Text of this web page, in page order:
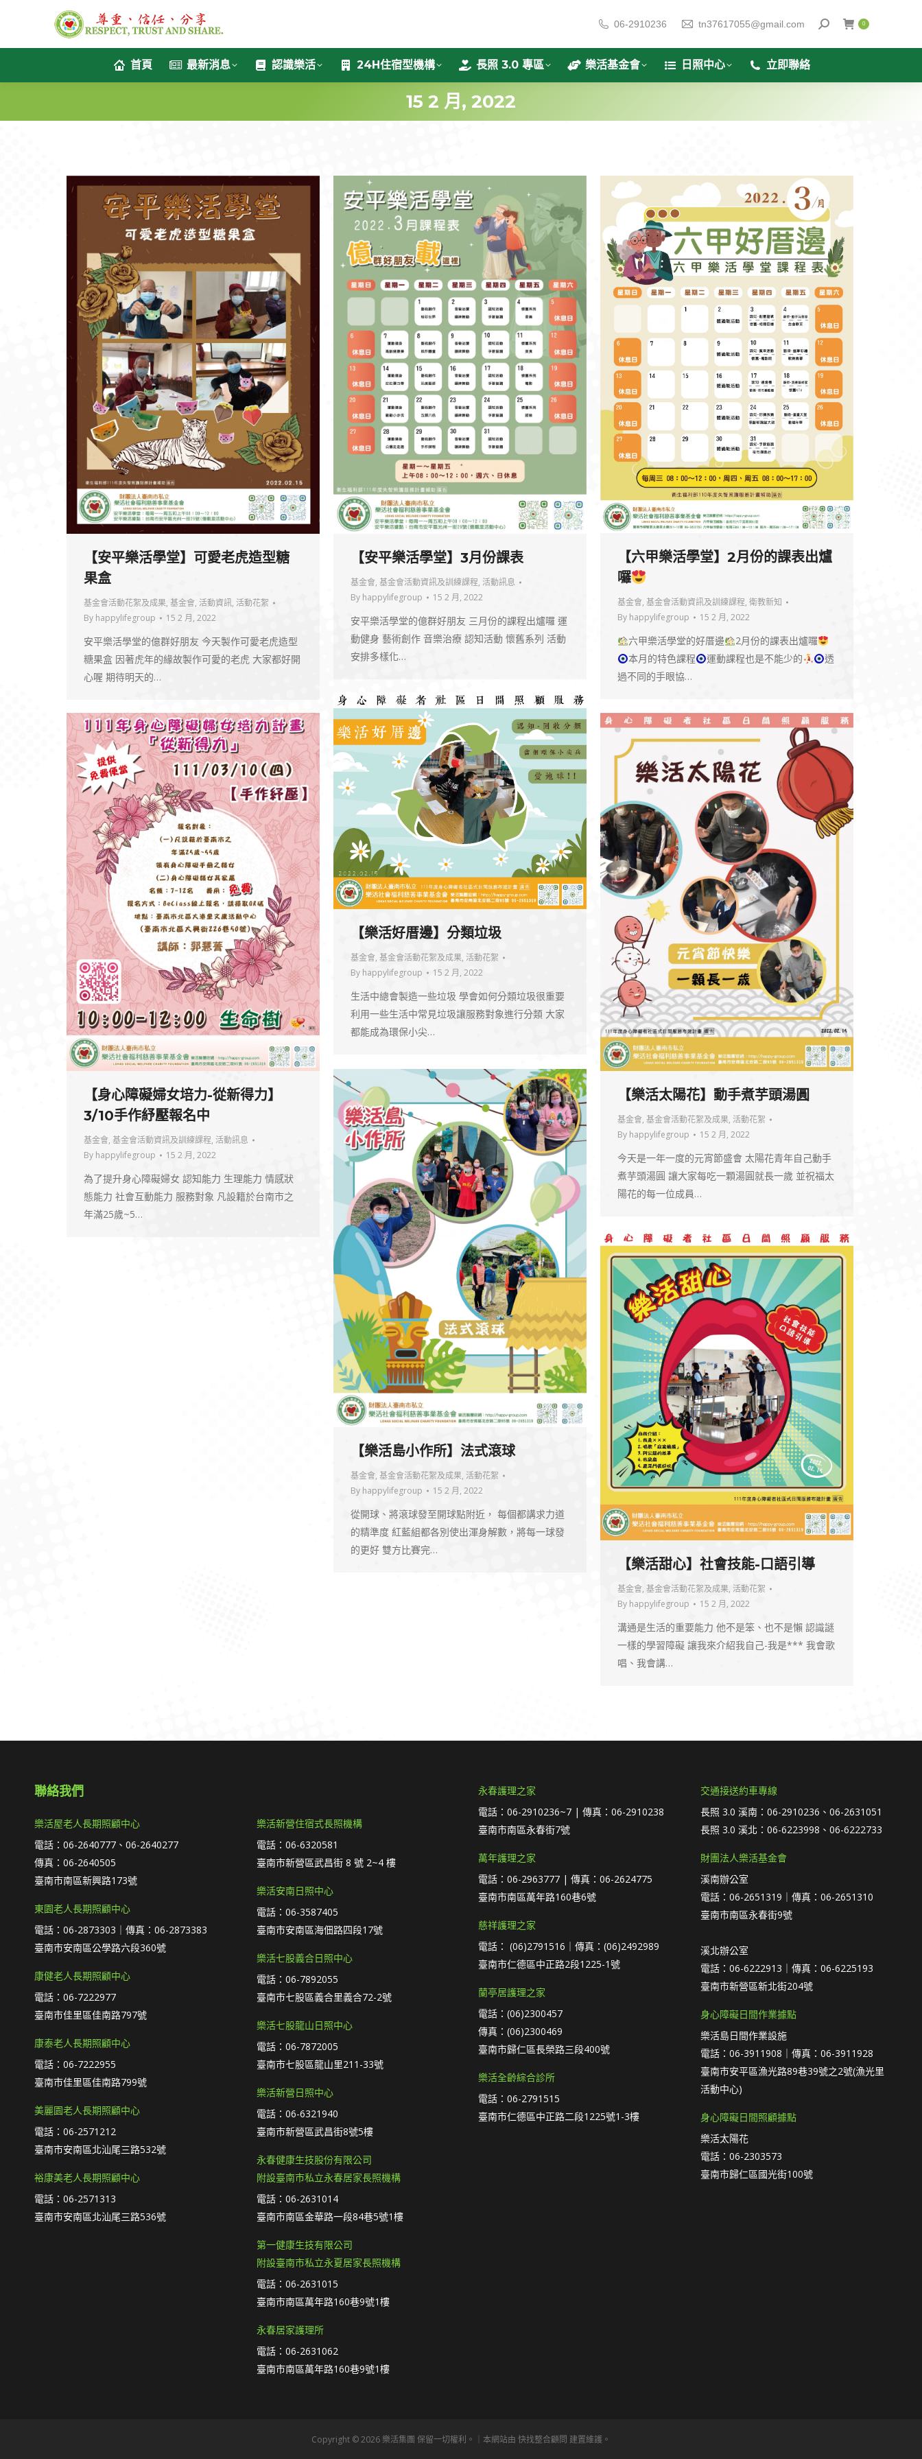
06-2910236 tn37617055@gmail.com 0
首頁 最新消息 認識樂活 24H住宿型機構 長照 3.0 專區 樂活基金會 日照中心 立即聯絡
15 2 月, 2022
【安平樂活學堂】可愛老虎造型糖
果盒
基金會活動花絮及成果, 基金會, 活動資訊, 活動花絮
By happylifegroup 15 2 月, 2022
安平樂活學堂的億群好朋友 今天製作可愛老虎造型
糖果盒 因著虎年的緣故製作可愛的老虎 大家都好開
心喔 期待明天的…
【安平樂活學堂】3月份課表
基金會, 基金會活動資訊及訓練課程, 活動訊息
By happylifegroup 15 2 月, 2022
安平樂活學堂的億群好朋友 三月份的課程出爐囉 運
動健身 藝術創作 音樂治療 認知活動 懷舊系列 活動
安排多樣化…
【六甲樂活學堂】2月份的課表出爐
囉
基金會, 基金會活動資訊及訓練課程, 衛教新知
By happylifegroup 15 2 月, 2022
六甲樂活學堂的好厝邊
2月份的課表出爐囉
本月的特色課程
運動課程也是不能少的
透
過不同的手眼協…
【樂活好厝邊】分類垃圾
基金會, 基金會活動花絮及成果, 活動花絮
By happylifegroup 15 2 月, 2022
生活中總會製造一些垃圾 學會如何分類垃圾很重要
利用一些生活中常見垃圾讓服務對象進行分類 大家
都能成為環保小尖…
【樂活太陽花】動手煮芋頭湯圓
基金會, 基金會活動花絮及成果, 活動花絮
By happylifegroup 15 2 月, 2022
今天是一年一度的元宵節盛會 太陽花青年自己動手
煮芋頭湯圓 讓大家每吃一顆湯圓就長一歲 並祝福太
陽花的每一位成員…
【身心障礙婦女培力-從新得力】
3/10手作紓壓報名中
基金會, 基金會活動資訊及訓練課程, 活動訊息
By happylifegroup 15 2 月, 2022
為了提升身心障礙婦女 認知能力 生理能力 情感狀
態能力 社會互動能力 服務對象 凡設籍於台南市之
年滿25歲~5…
【樂活島小作所】法式滾球
基金會, 基金會活動花絮及成果, 活動花絮
By happylifegroup 15 2 月, 2022
從開球、將滾球發至開球點附近， 每個都講求力道
的精準度 紅藍組都各別使出渾身解數，將每一球發
的更好 雙方比賽完…
【樂活甜心】社會技能-口語引導
基金會, 基金會活動花絮及成果, 活動花絮
By happylifegroup 15 2 月, 2022
溝通是生活的重要能力 他不是笨、也不是懶 認識謎
一樣的學習障礙 讓我來介紹我自己-我是*** 我會歌
唱、我會講…
聯絡我們
樂活屋老人長期照顧中心
電話：06-2640777、06-2640277
傳真：06-2640505
臺南市南區新興路173號
東園老人長期照顧中心
電話：06-2873303｜傳真：06-2873383
臺南市安南區公學路六段360號
康健老人長期照顧中心
電話：06-7222977
臺南市佳里區佳南路797號
康泰老人長期照顧中心
電話：06-7222955
臺南市佳里區佳南路799號
美麗園老人長期照顧中心
電話：06-2571212
臺南市安南區北汕尾三路532號
裕康美老人長期照顧中心
電話：06-2571313
臺南市安南區北汕尾三路536號
樂活新營住宿式長照機構
電話：06-6320581
臺南市新營區武昌街 8 號 2~4 樓
樂活安南日照中心
電話：06-3587405
臺南市安南區海佃路四段17號
樂活七股義合日照中心
電話：06-7892055
臺南市七股區義合里義合72-2號
樂活七股龍山日照中心
電話：06-7872005
臺南市七股區龍山里211-33號
樂活新營日照中心
電話：06-6321940
臺南市新營區武昌街8號5樓
永春健康生技股份有限公司
附設臺南市私立永春居家長照機構
電話：06-2631014
臺南市南區金華路一段84巷5號1樓
第一健康生技有限公司
附設臺南市私立永夏居家長照機構
電話：06-2631015
臺南市南區萬年路160巷9號1樓
永春居家護理所
電話：06-2631062
臺南市南區萬年路160巷9號1樓
永春護理之家
電話：06-2910236~7 | 傳真：06-2910238
臺南市南區永春街7號
萬年護理之家
電話：06-2963777 | 傳真：06-2624775
臺南市南區萬年路160巷6號
慈祥護理之家
電話： (06)2791516｜傳真：(06)2492989
臺南市仁德區中正路2段1225-1號
蘭亭居護理之家
電話：(06)2300457
傳真：(06)2300469
臺南市歸仁區長榮路三段400號
樂活全齡綜合診所
電話：06-2791515
臺南市仁德區中正路二段1225號1-3樓
交通接送約車專線
長照 3.0 溪南：06-2910236、06-2631051
長照 3.0 溪北：06-6223998、06-6222733
財團法人樂活基金會
溪南辦公室
電話：06-2651319｜傳真：06-2651310
臺南市南區永春街9號
溪北辦公室
電話：06-6222913｜傳真：06-6225193
臺南市新營區新北街204號
身心障礙日間作業據點
樂活島日間作業設施
電話：06-3911908｜傳真：06-3911928
臺南市安平區漁光路89巷39號之2號(漁光里
活動中心)
身心障礙日間照顧據點
樂活太陽花
電話：06-2303573
臺南市歸仁區國光街100號
Copyright © 2026 樂活集團 保留一切權利。｜本網站由 快找整合顧問 建置維護。